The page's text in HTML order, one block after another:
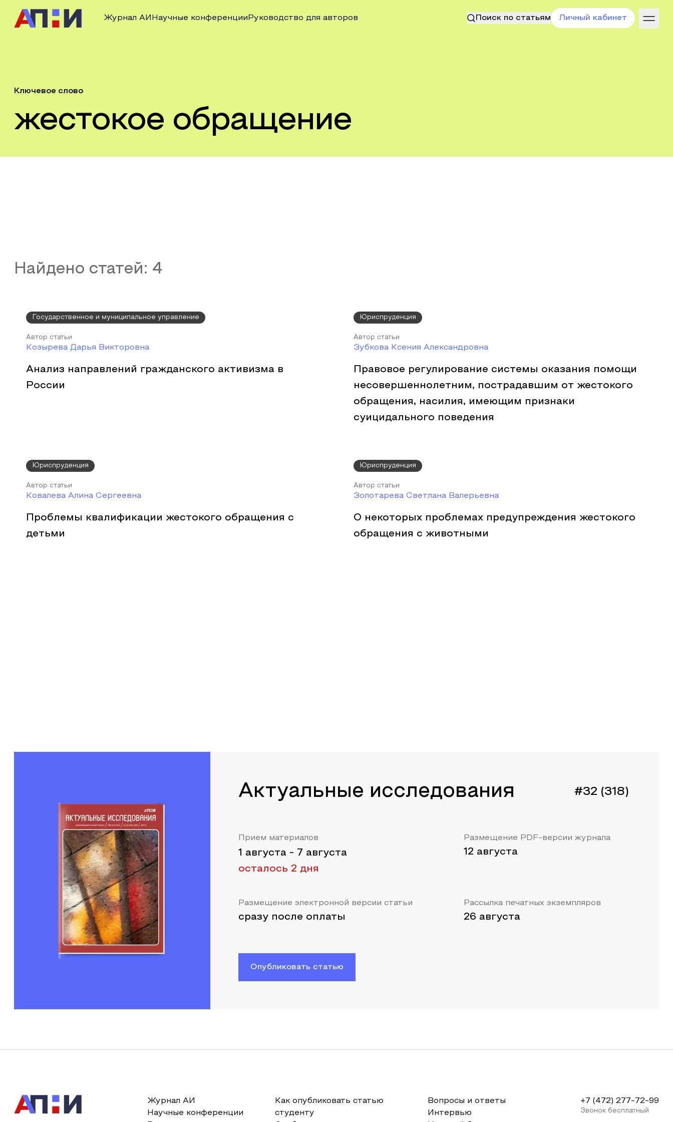
Журнал АИ Научные конференции Руководство для авторов Поиск по статьям Личный кабинет
Ключевое слово
жестокое обращение
Найдено статей: 4
Государственное и муниципальное управление
Автор статьи
Козырева Дарья Викторовна
Анализ направлений гражданского активизма в
России
Юриспруденция
Автор статьи
Зубкова Ксения Александровна
Правовое регулирование системы оказания помощи
несовершеннолетним, пострадавшим от жестокого
обращения, насилия, имеющим признаки
суицидального поведения
Юриспруденция
Автор статьи
Ковалева Алина Сергеевна
Проблемы квалификации жестокого обращения с
детьми
Юриспруденция
Автор статьи
Золотарева Светлана Валерьевна
О некоторых проблемах предупреждения жестокого
обращения с животными
Актуальные исследования #32 (318)
Прием материалов
1 августа - 7 августа
осталось 2 дня
Размещение PDF-версии журнала
12 августа
Размещение электронной версии статьи
сразу после оплаты
Рассылка печатных экземпляров
26 августа
Опубликовать статью
Журнал АИ
Научные конференции
Как опубликовать статью
студенту
Вопросы и ответы
Интервью
+7 (472) 277-72-99
Звонок бесплатный